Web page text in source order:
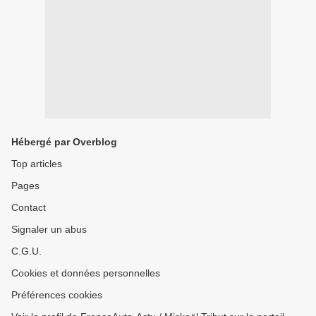
Hébergé par Overblog
Top articles
Pages
Contact
Signaler un abus
C.G.U.
Cookies et données personnelles
Préférences cookies